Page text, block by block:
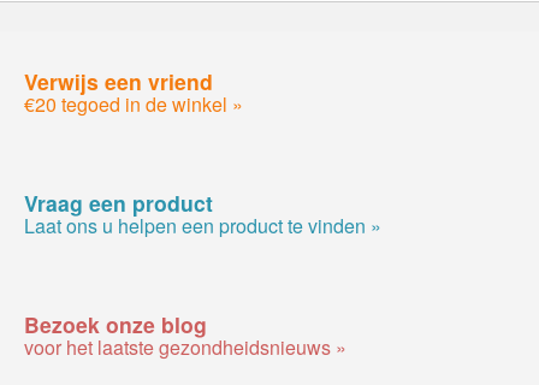
Verwijs een vriend
€20 tegoed in de winkel »
Vraag een product
Laat ons u helpen een product te vinden »
Bezoek onze blog
voor het laatste gezondheidsnieuws »